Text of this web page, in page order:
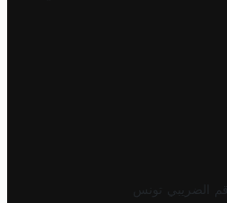
الضريبي تونس